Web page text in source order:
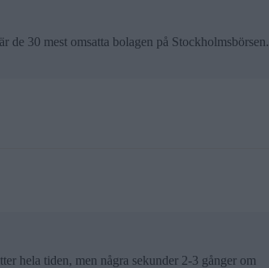
30 mest omsatta bolagen på Stockholmsbörsen.
hela tiden, men några sekunder 2-3 gånger om